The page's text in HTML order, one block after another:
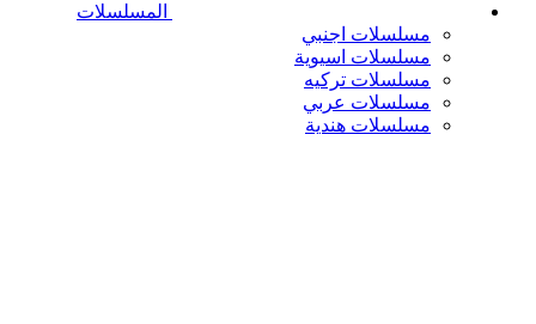
المسلسلات
مسلسلات اجنبي
مسلسلات اسيوية
مسلسلات تركيه
مسلسلات عربي
مسلسلات هندية